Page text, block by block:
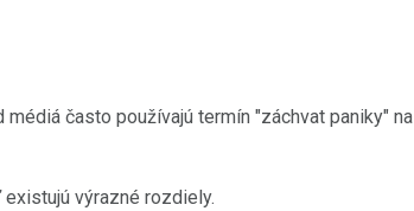
médiá často používajú termín "záchvat paniky" na
výrazné rozdiely.